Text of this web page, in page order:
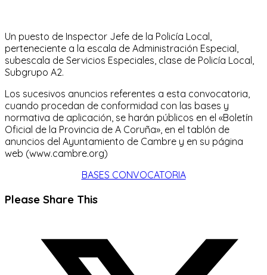
Un puesto de Inspector Jefe de la Policía Local,
perteneciente a la escala de Administración Especial,
subescala de Servicios Especiales, clase de Policía Local,
Subgrupo A2.
Los sucesivos anuncios referentes a esta convocatoria,
cuando procedan de conformidad con las bases y
normativa de aplicación, se harán públicos en el «Boletín
Oficial de la Provincia de A Coruña», en el tablón de
anuncios del Ayuntamiento de Cambre y en su página
web (www.cambre.org)
BASES CONVOCATORIA
Please Share ThisCompartir